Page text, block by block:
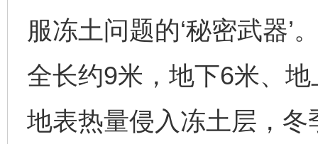
服冻土问题的‘秘密武器’
全长约9米，地下6米、
地表热量侵入冻土层，